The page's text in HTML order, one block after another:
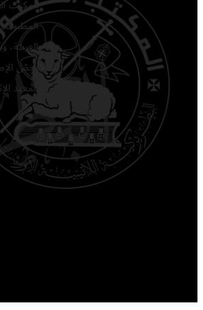
المكتب
يخصّ
المعهد